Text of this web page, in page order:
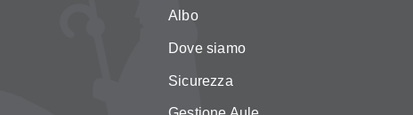
Albo
Dove siamo
Sicurezza